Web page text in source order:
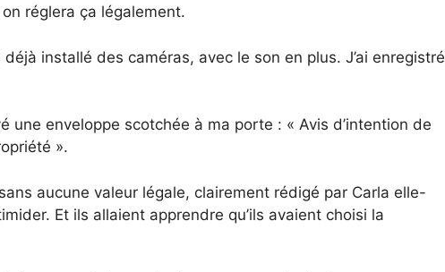
réglera ça légalement.
déjà installé des caméras, avec le son en plus. J’ai enregistré
une enveloppe scotchée à ma porte : « Avis d’intention de
».
aucune valeur légale, clairement rédigé par Carla elle-
Et ils allaient apprendre qu’ils avaient choisi la